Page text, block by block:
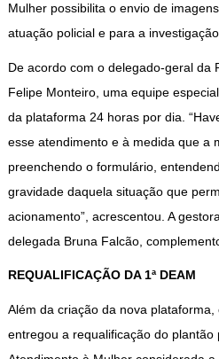
Mulher possibilita o envio de
atuação policial e para a
De acordo com o delegado-geral da
Felipe Monteiro, uma equipe
da plataforma 24 horas por dia.
esse atendimento e à medida que a
preenchendo o formulário,
gravidade daquela situação que
acionamento”, acrescentou. A
delegada Bruna Falcão,
REQUALIFICAÇÃO DA 1ª DEAM
Além da criação da nova
entregou a requalificação do plantão